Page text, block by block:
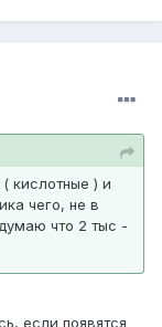
кислотные ) и
чего, не в
что 2 тыс -
если появятся